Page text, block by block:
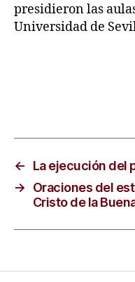
presidieron las
Universidad de
←
La ejecución del
→
Oraciones del
Cristo de la